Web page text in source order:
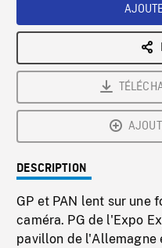
DESCRIPTION
GP et PAN lent sur une
caméra. PG de l'Expo
pavillon de l'Allemagne